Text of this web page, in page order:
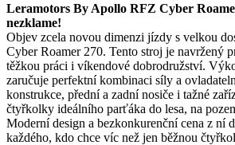
Leramotors By Apollo RFZ Cyber
nezklame!
Objev zcela novou dimenzi jízdy s velkou
Cyber Roamer 270. Tento stroj je navržený
těžkou práci i víkendové dobrodružství.
zaručuje perfektní kombinaci síly a
konstrukce, přední a zadní nosiče i tažné
čtyřkolky ideálního parťáka do lesa, na
Moderní design a bezkonkurenční cena z ní
každého, kdo chce víc než jen běžnou